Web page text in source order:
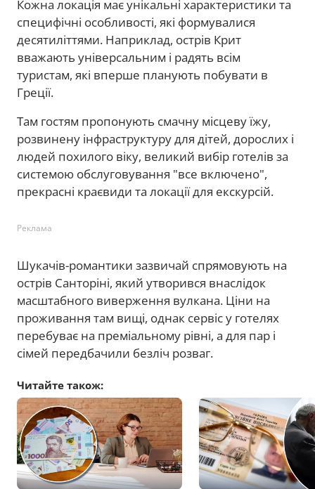
Кожна локація має унікальні характеристики та
специфічні особливості, які формувалися
десятиліттями. Наприклад, острів Крит
вважають універсальним і радять всім
туристам, які вперше планують побувати в
Греції.
Там гостям пропонують смачну місцеву їжу,
розвинену інфраструктуру для дітей, дорослих і
людей похилого віку, великий вибір готелів за
системою обслуговування "все включено",
прекрасні краєвиди та локації для екскурсій.
Реклама
Шукачів-романтики зазвичай спрямовують на
острів Санторіні, який утворився внаслідок
масштабного виверження вулкана. Ціни на
проживання там вищі, однак сервіс у готелях
перебуває на преміальному рівні, а для пар і
сімей передбачили безліч розваг.
Читайте також: